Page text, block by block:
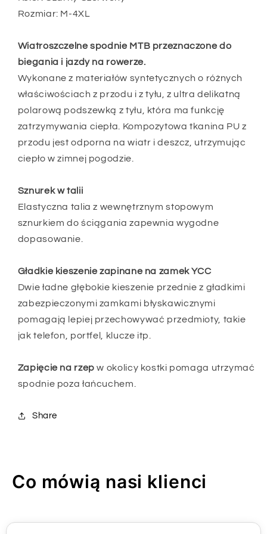
wiatroszczelne
długie
rowerowe
wiatroszczelne
długie
rowerowe
Rozmiar: M-4XL
Wiatroszczelne spodnie MTB przeznaczone do
biegania i jazdy na rowerze.
Wykonane z materiałów syntetycznych o różnych
właściwościach z przodu i z tyłu, z ultra delikatną
polarową podszewką z tyłu, która ma funkcję
zatrzymywania ciepła. Kompozytowa tkanina PU z
przodu jest odporna na wiatr i deszcz, utrzymując
ciepło w zimnej pogodzie.
Sznurek w talii
Elastyczna talia z wewnętrznym stopowym
sznurkiem do ściągania zapewnia wygodne
dopasowanie.
Gładkie kieszenie zapinane na zamek YCC
Dwie ładne głębokie kieszenie przednie z gładkimi
zabezpieczonymi zamkami błyskawicznymi
pomagają lepiej przechowywać przedmioty, takie
jak telefon, portfel, klucze itp.
Zapięcie na rzep w okolicy kostki pomaga utrzymać
spodnie poza łańcuchem.
Share
Co mówią nasi klienci